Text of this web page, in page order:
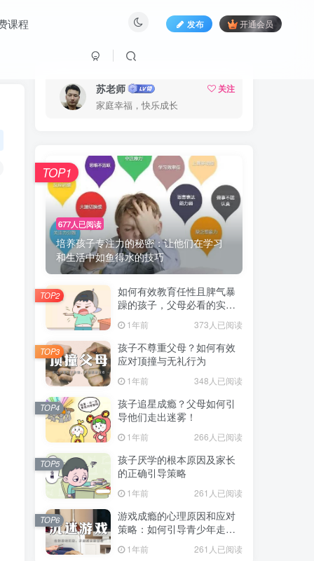
课程 发布 开通会员
苏老师
关注
家庭幸福，快乐成长
677人已阅读
培养孩子专注力的秘密：让他们在学习
和生活中如鱼得水的技巧
TOP1
如何有效教育任性且脾气暴
躁的孩子，父母必看的实用
1年前 373人已阅读
TOP2
孩子不尊重父母？如何有效
应对顶撞与无礼行为
1年前 348人已阅读
TOP3
孩子追星成瘾？父母如何引
导他们走出迷雾！
1年前 266人已阅读
TOP4
孩子厌学的根本原因及家长
的正确引导策略
1年前 261人已阅读
TOP5
游戏成瘾的心理原因和应对
策略：如何引导青少年走出
1年前 261人已阅读
TOP6